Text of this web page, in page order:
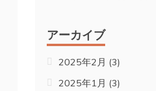
アーカイブ
2025年2月 (3)
2025年1月 (3)